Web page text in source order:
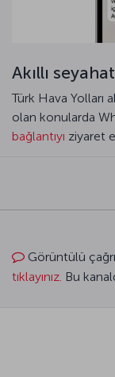
Akıllı
Türk Hava Yolları
olan konularda
bağlantıyı ziyaret
Görüntülü
tıklayınız. Bu